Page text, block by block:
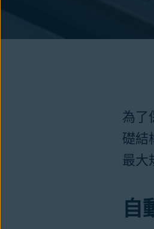
為了
礎結
最大
自